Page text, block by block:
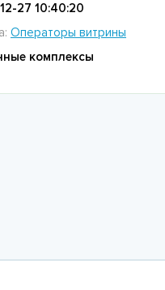
27 10:40:20
Операторы витрины
комплексы